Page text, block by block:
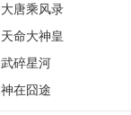
大唐乘风录
天命大神皇
武碎星河
神在囧途